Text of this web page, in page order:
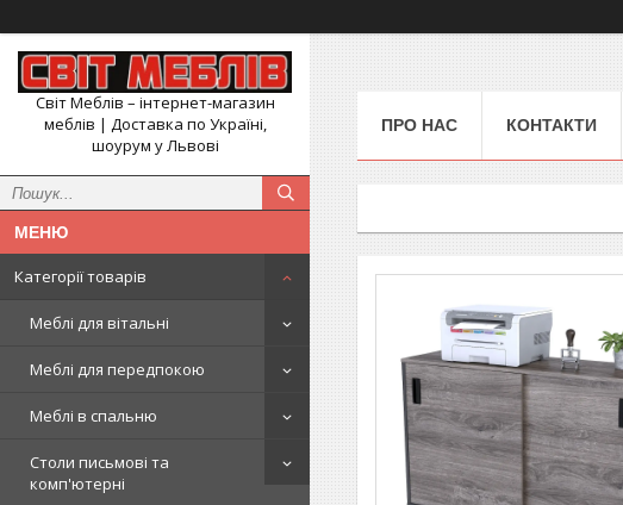
Світ Меблів – інтернет-магазин
меблів | Доставка по Україні,
шоурум у Львові
Категорії товарів
Меблі для вітальні
Меблі для передпокою
Меблі в спальню
Столи письмові та
комп'ютерні
ПРО НАС КОНТАКТИ